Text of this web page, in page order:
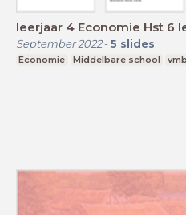
leerjaar 4 Economie Hst 6
September 2022- 5 slides
Economie Middelbare school